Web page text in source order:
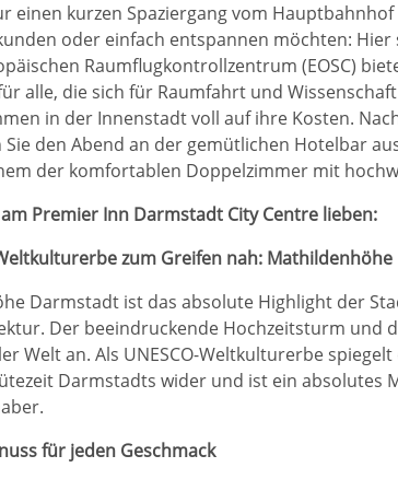
einen kurzen Spaziergang vom
oder einfach entspannen möchten: Hier
Raumflugkontrollzentrum (EOSC)
alle, die sich für Raumfahrt und
in der Innenstadt voll auf ihre Kosten.
den Abend an der gemütlichen Hotelbar
der komfortablen Doppelzimmer mit
Premier Inn Darmstadt City Centre lieben:
zum Greifen nah: Mathildenhöhe
Darmstadt ist das absolute Highlight der
Der beeindruckende Hochzeitsturm und
Welt an. Als UNESCO-Weltkulturerbe
Darmstadts wider und ist ein absolutes
für jeden Geschmack